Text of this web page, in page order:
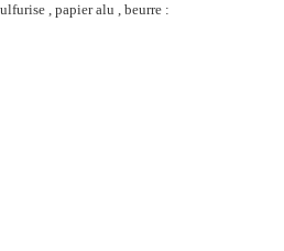
, papier alu , beurre :